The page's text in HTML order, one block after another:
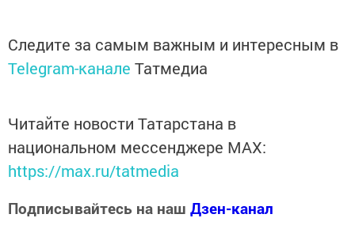
Следите за самым важным и интересным в
Telegram-канале Татмедиа
Читайте новости Татарстана в
национальном мессенджере MАХ:
https://max.ru/tatmedia
Подписывайтесь на наш Дзен-канал